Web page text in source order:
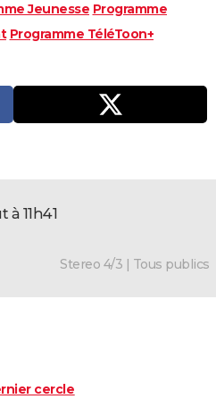
Jeunesse Programme
Programme TéléToon+
à 11h41
Stereo 4/3 | Tous publics
cercle